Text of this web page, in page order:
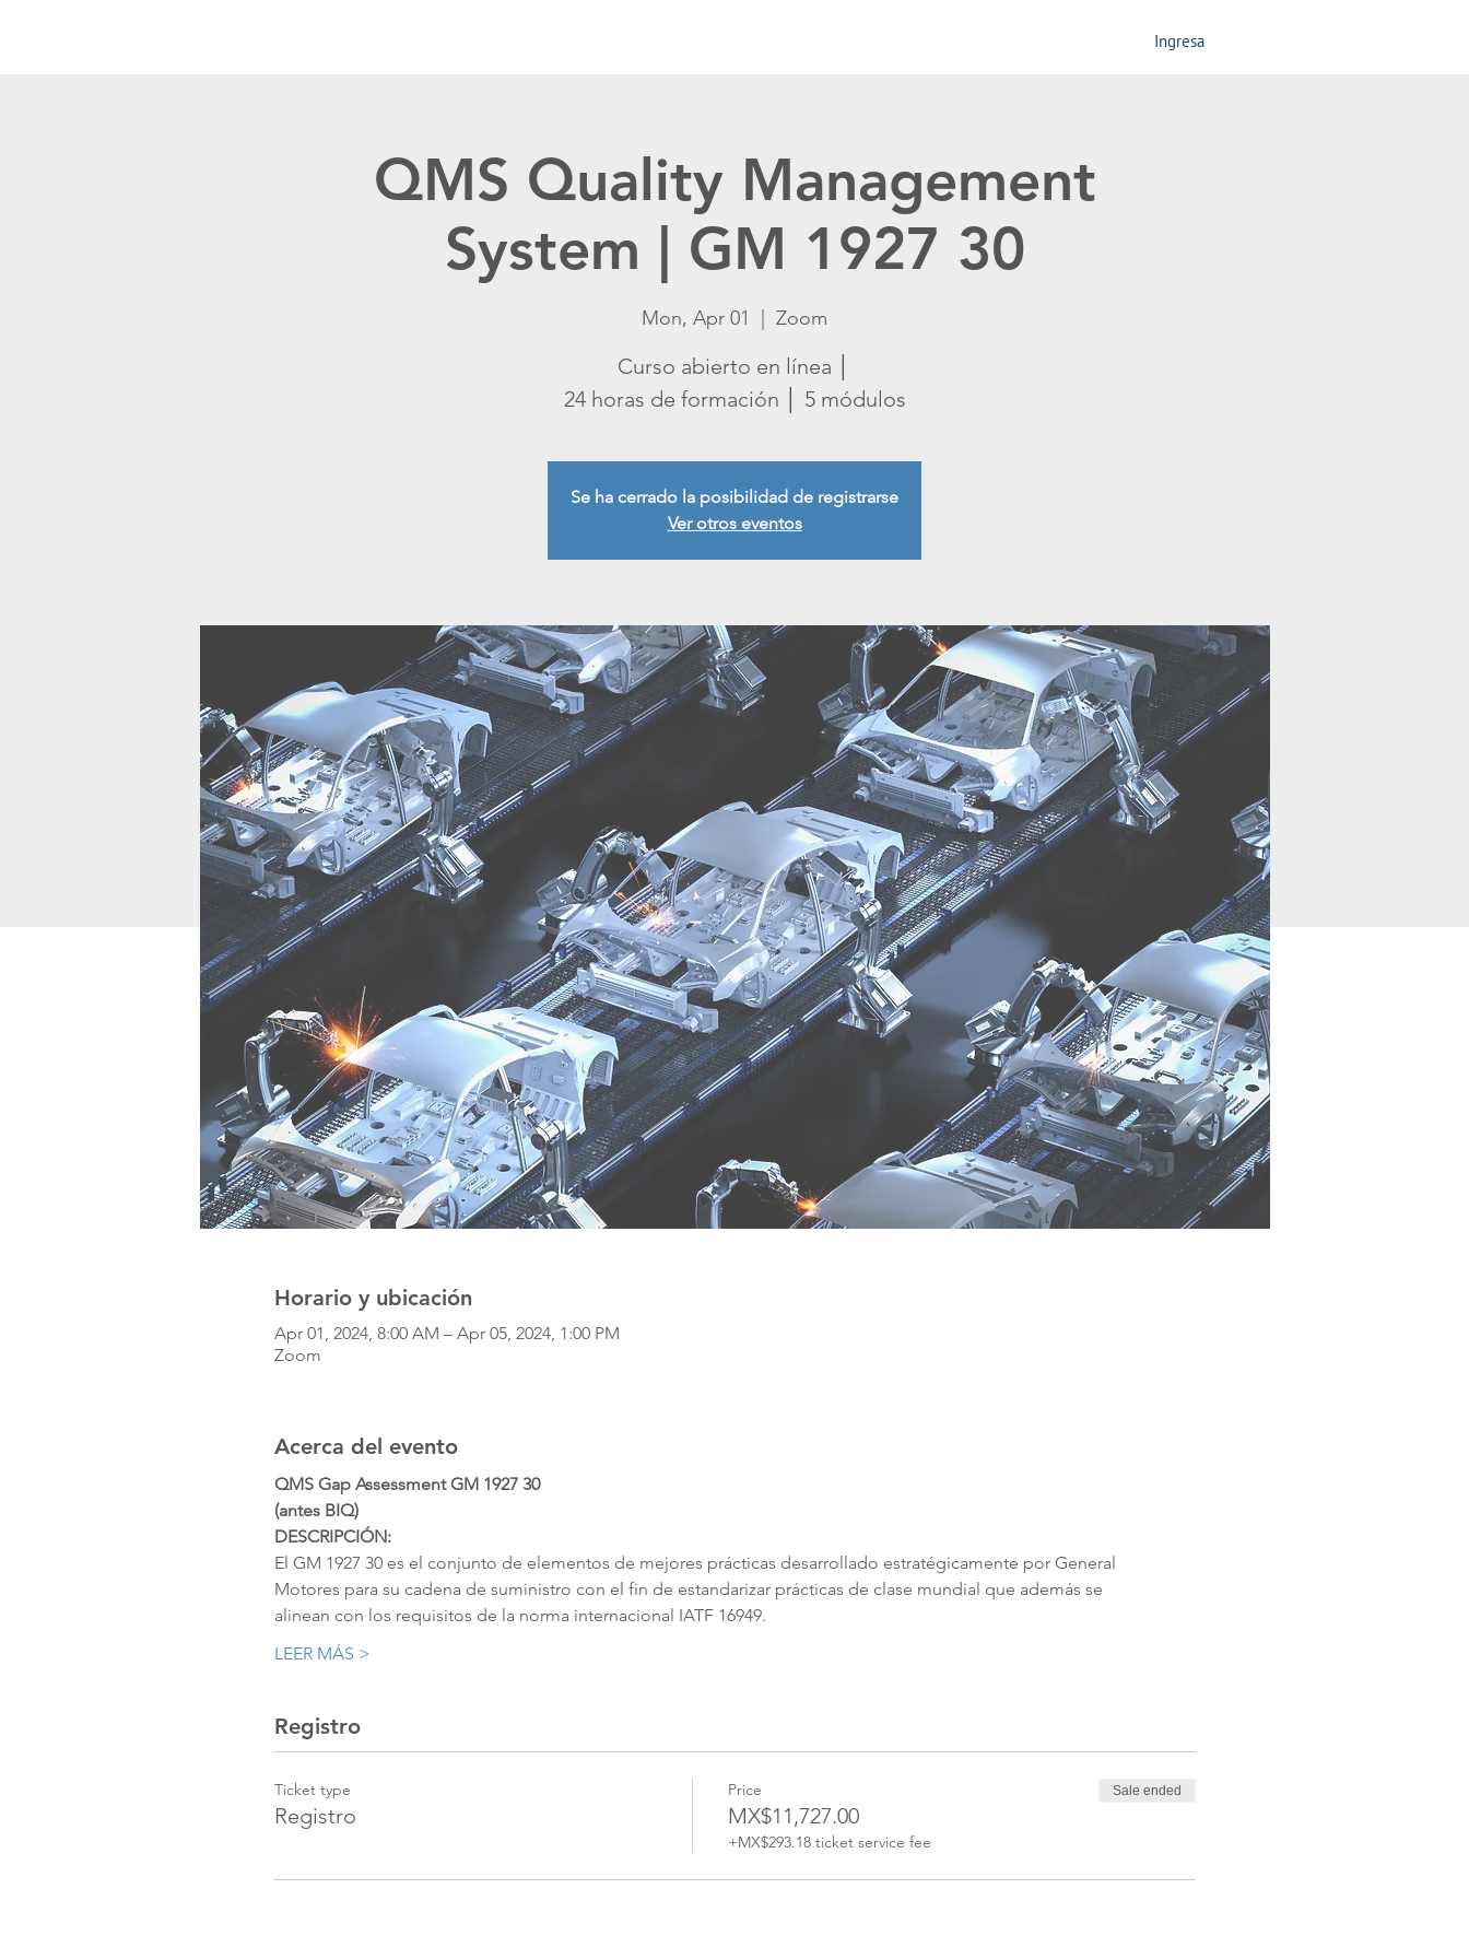
Ingresa
QMS Quality Management
System | GM 1927 30
Mon, Apr 01 Zoom
Curso abierto en línea │
24 horas de formación │ 5 módulos
Se ha cerrado la posibilidad de registrarse
Ver otros eventos
Horario y ubicación
Apr 01, 2024, 8:00 AM – Apr 05, 2024, 1:00 PM
Zoom
Acerca del evento
QMS Gap Assessment GM 1927 30
(antes BIQ)
DESCRIPCIÓN:
El GM 1927 30 es el conjunto de elementos de mejores prácticas desarrollado estratégicamente por General
Motores para su cadena de suministro con el fin de estandarizar prácticas de clase mundial que además se
alinean con los requisitos de la norma internacional IATF 16949.
LEER MÁS >
Registro
Ticket type
Registro
Price
MX$11,727.00
+MX$293.18 ticket service fee
Sale ended